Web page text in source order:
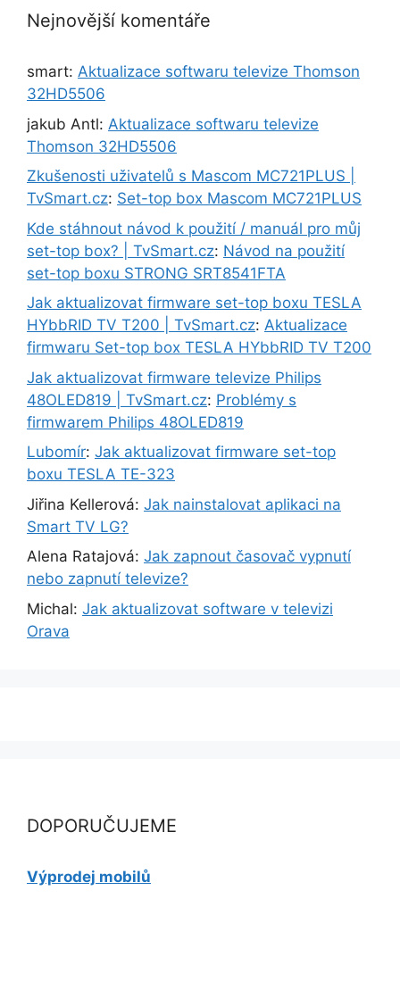
Nejnovější komentáře
smart: Aktualizace softwaru televize Thomson
32HD5506
jakub Antl: Aktualizace softwaru televize
Thomson 32HD5506
Zkušenosti uživatelů s Mascom MC721PLUS |
TvSmart.cz: Set-top box Mascom MC721PLUS
Kde stáhnout návod k použití / manuál pro můj
set-top box? | TvSmart.cz: Návod na použití
set-top boxu STRONG SRT8541FTA
Jak aktualizovat firmware set-top boxu TESLA
HYbbRID TV T200 | TvSmart.cz: Aktualizace
firmwaru Set-top box TESLA HYbbRID TV T200
Jak aktualizovat firmware televize Philips
48OLED819 | TvSmart.cz: Problémy s
firmwarem Philips 48OLED819
Lubomír: Jak aktualizovat firmware set-top
boxu TESLA TE-323
Jiřina Kellerová: Jak nainstalovat aplikaci na
Smart TV LG?
Alena Ratajová: Jak zapnout časovač vypnutí
nebo zapnutí televize?
Michal: Jak aktualizovat software v televizi
Orava
DOPORUČUJEME
Výprodej mobilů